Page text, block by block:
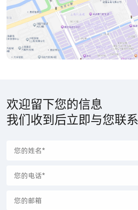
欢迎留下您的信息
我们收到后立即与您联系